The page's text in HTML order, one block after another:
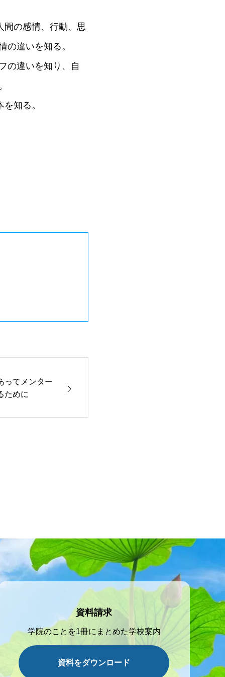
間の感情、行動、思
の違いを知る。
の違いを知り、自
知る。
ってメンター
ために
資料請求
学院のことを1冊にまとめた学校案内
資料をダウンロード